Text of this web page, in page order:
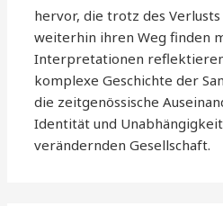
hervor, die trotz des
weiterhin ihren Weg finden
Interpretationen
komplexe Geschichte der
die zeitgenössische
Identität und
verändernden Gesellschaft.